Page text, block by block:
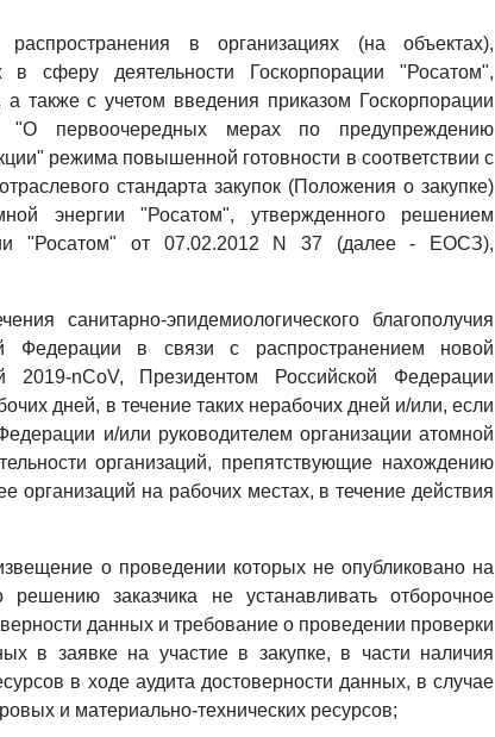
в организациях (на объектах),
сферу деятельности Госкорпорации "Росатом",
также с учетом введения приказом Госкорпорации
первоочередных мерах по предупреждению
режима повышенной готовности в соответствии с
стандарта закупок (Положения о закупке)
энергии "Росатом", утвержденного решением
"Росатом" от 07.02.2012 N 37 (далее - ЕОСЗ),
санитарно-эпидемиологического благополучия
Федерации в связи с распространением новой
2019-nCoV, Президентом Российской Федерации
дней, в течение таких нерабочих дней и/или, если
и/или руководителем организации атомной
организаций, препятствующие нахождению
организаций на рабочих местах, в течение действия
о проведении которых не опубликовано на
заказчика не устанавливать отборочное
данных и требование о проведении проверки
в заявке на участие в закупке, в части наличия
в ходе аудита достоверности данных, в случае
и материально-технических ресурсов;